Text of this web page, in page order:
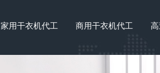
家用干衣机代工 商用干衣机代工